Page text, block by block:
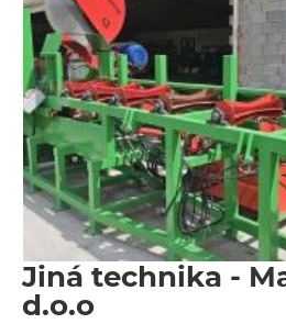
Jiná technika -
d.o.o